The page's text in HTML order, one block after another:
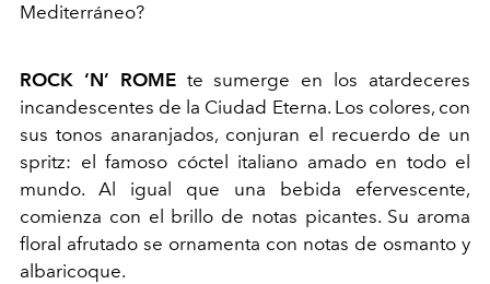
Mediterráneo?
ROCK ‘N’ ROMEte sumerge en los atardeceres
incandescentes de la Ciudad Eterna. Los colores, con
sus tonos anaranjados, conjuran el recuerdo de un
spritz: el famoso cóctel italiano amado en todo el
mundo. Al igual que una bebida efervescente,
comienza con el brillo de notas picantes. Su aroma
floral afrutado se ornamenta con notas de osmanto y
albaricoque.